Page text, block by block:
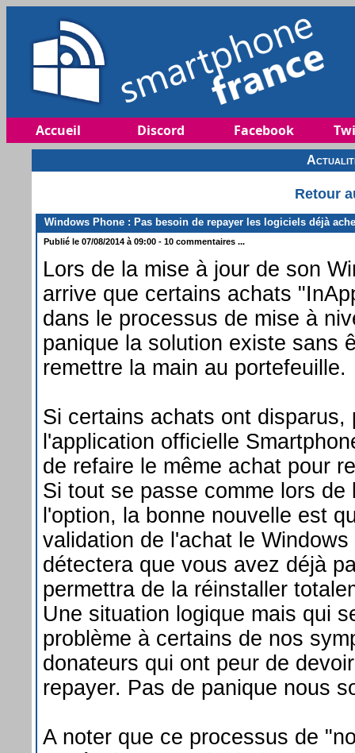
Accueil Discord Facebook
Retour
Windows Phone : Pas besoin de repayer les logiciels déjà
Publié le 07/08/2014 à 09:00 - 10 commentaires ...
Lors de la mise à jour de son
arrive que certains achats
dans le processus de mise à
panique la solution existe sans
remettre la main au portefeuille.
Si certains achats ont disparus,
l'application officielle
de refaire le même achat pour
Si tout se passe comme lors de
l'option, la bonne nouvelle est
validation de l'achat le
détectera que vous avez déjà
permettra de la réinstaller
Une situation logique mais qui
problème à certains de nos
donateurs qui ont peur de
repayer. Pas de panique nous
A noter que ce processus de